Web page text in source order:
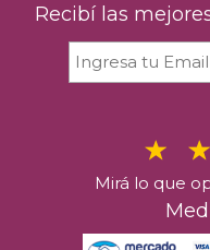
Recibí las
Mirá lo que